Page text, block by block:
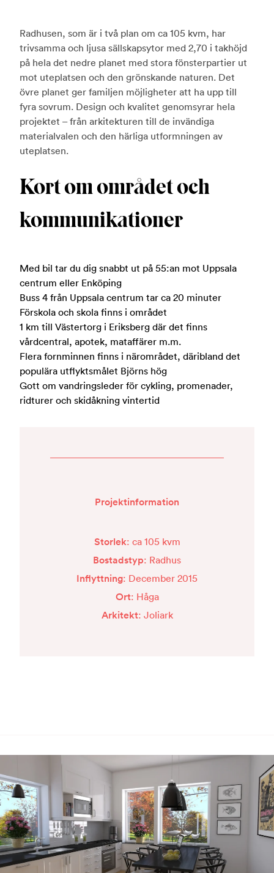
Radhusen, som är i två plan om ca 105 kvm, har
trivsamma och ljusa sällskapsytor med 2,70 i takhöjd
på hela det nedre planet med stora fönsterpartier ut
mot uteplatsen och den grönskande naturen. Det
övre planet ger familjen möjligheter att ha upp till
fyra sovrum. Design och kvalitet genomsyrar hela
projektet – från arkitekturen till de invändiga
materialvalen och den härliga utformningen av
uteplatsen.
Kort om området och
kommunikationer
Med bil tar du dig snabbt ut på 55:an mot Uppsala
centrum eller Enköping
Buss 4 från Uppsala centrum tar ca 20 minuter
Förskola och skola finns i området
1 km till Västertorg i Eriksberg där det finns
vårdcentral, apotek, mataffärer m.m.
Flera fornminnen finns i närområdet, däribland det
populära utflyktsmålet Björns hög
Gott om vandringsleder för cykling, promenader,
ridturer och skidåkning vintertid
Projektinformation
Storlek: ca 105 kvm
Bostadstyp: Radhus
Inflyttning: December 2015
Ort: Håga
Arkitekt: Joliark